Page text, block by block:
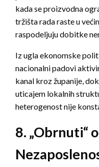
kada se proizvodna
tržišta rada raste u
raspodeljuju dobitke
Iz ugla ekonomske
nacionalni padovi
kanal kroz županije,
uticajem lokalnih
heterogenost nije
8. „Obrnuti“